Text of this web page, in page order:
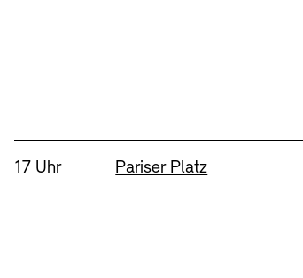
Uhrzeit:
17 Uhr Standort
Pariser Platz